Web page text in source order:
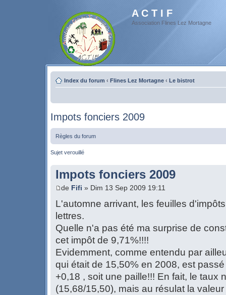
A C T I F
Association Flines Lez Mortagne
Index du forum ‹ Flines Lez Mortagne ‹ Le bistrot
Impots fonciers 2009
Règles du forum
Sujet verouillé
Impots fonciers 2009
de Fifi » Dim 13 Sep 2009 19:11
L'automne arrivant, les feuilles
lettres.
Quelle n'a pas été ma surprise de
cet impôt de 9,71%!!!!
Evidemment, comme entendu par
qui était de 15,50% en 2008, est
+0,18 , soit une paille!!! En fait, le taux
(15,68/15,50), mais au résulat la